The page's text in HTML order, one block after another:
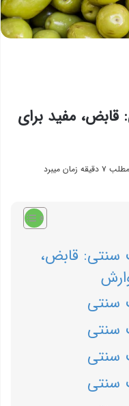
مفید برای
میبرد
قابض،
سنتی
سنتی
سنتی
سنتی